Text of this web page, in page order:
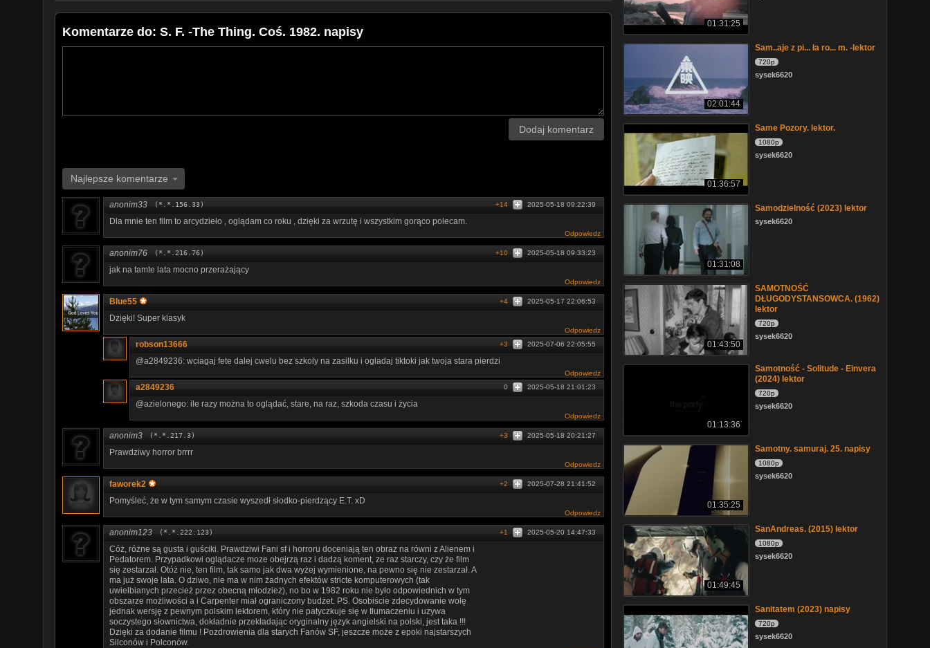
Komentarze do: S. F. -The Thing. Coś. 1982. napisy
Dodaj komentarz
Najlepsze komentarze
anonim33 (*.*.156.33) 2025-05-18 09:22:39
+14
Dla mnie ten film to arcydzieło , oglądam co roku , dzięki za wrzutę i wszystkim gorąco polecam.
Odpowiedz
anonim76 (*.*.216.76) 2025-05-18 09:33:23
+10
jak na tamte lata mocno przerażający
Odpowiedz
Blue55 2025-05-17 22:06:53
+4
Dzięki! Super klasyk
Odpowiedz
robson13666 2025-07-06 22:05:55
+3
@a2849236: wciagaj fete dalej cwelu bez szkoly na zasilku i ogladaj tiktoki jak twoja stara pierdzi
Odpowiedz
a2849236 2025-05-18 21:01:23
0
@azielonego: ile razy można to oglądać, stare, na raz, szkoda czasu i życia
Odpowiedz
anonim3 (*.*.217.3) 2025-05-18 20:21:27
+3
Prawdziwy horror brrrr
Odpowiedz
faworek2 2025-07-28 21:41:52
+2
Pomyśleć, że w tym samym czasie wyszedł słodko-pierdzący E.T. xD
Odpowiedz
anonim123 (*.*.222.123) 2025-05-20 14:47:33
+1
Cóż, różne są gusta i guściki. Prawdziwi Fani sf i horroru doceniają ten obraz na równi z Alienem i
Pedatorem. Przypadkowi oglądacze moze obejrzą raz i dadzą koment, ze raz starczy, czy że film
się zestarzał. Otóż nie, ten film, tak samo jak dwa wyżej wymienione, na pewno się nie zestarzał. A
ma już swoje lata. O dziwo, nie ma w nim żadnych efektów stricte komputerowych (tak
uwielbianych przecież przez obecną młodzież), no bo w 1982 roku nie było odpowiednich w tym
obszarze możliwości a i Carpenter miał ograniczony budżet. PS. Osobiście zdecydowanie wolę
jednak wersję z pewnym polskim lektorem, który nie patyczkuje się w tłumaczeniu i uzywa
soczystego słownictwa, dokładnie przekładając oryginalny język angielski na polski, jest taka !!!
Dzięki za dodanie filmu ! Pozdrowienia dla starych Fanów SF, jeszcze może z epoki najstarszych
Silconów i Polconów.
01:31:25
02:01:44
Sam..aje z pi... ła ro... m. -lektor
720p
sysek6620
01:36:57
Same Pozory. lektor.
1080p
sysek6620
01:31:08
Samodzielność (2023) lektor
sysek6620
01:43:50
SAMOTNOŚĆ
DŁUGODYSTANSOWCA. (1962)
lektor
720p
sysek6620
01:13:36
Samotność - Solitude - Einvera
(2024) lektor
720p
sysek6620
01:35:25
Samotny. samuraj. 25. napisy
1080p
sysek6620
01:49:45
SanAndreas. (2015) lektor
1080p
sysek6620
Sanitatem (2023) napisy
720p
sysek6620